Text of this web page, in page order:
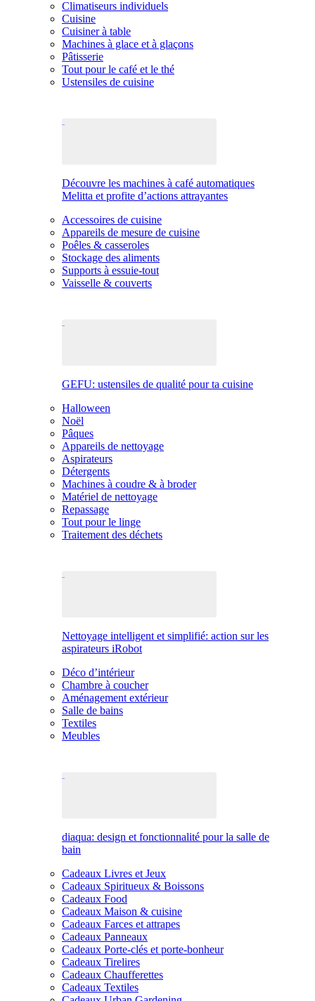
Climatiseurs individuels
Cuisine
Cuisiner à table
Machines à glace et à glaçons
Pâtisserie
Tout pour le café et le thé
Ustensiles de cuisine
Découvre les machines à café automatiques
Melitta et profite d’actions attrayantes
Accessoires de cuisine
Appareils de mesure de cuisine
Poêles & casseroles
Stockage des aliments
Supports à essuie-tout
Vaisselle & couverts
GEFU: ustensiles de qualité pour ta cuisine
Halloween
Noël
Pâques
Appareils de nettoyage
Aspirateurs
Détergents
Machines à coudre & à broder
Matériel de nettoyage
Repassage
Tout pour le linge
Traitement des déchets
Nettoyage intelligent et simplifié: action sur les
aspirateurs iRobot
Déco d’intérieur
Chambre à coucher
Aménagement extérieur
Salle de bains
Textiles
Meubles
diaqua: design et fonctionnalité pour la salle de
bain
Cadeaux Livres et Jeux
Cadeaux Spiritueux & Boissons
Cadeaux Food
Cadeaux Maison & cuisine
Cadeaux Farces et attrapes
Cadeaux Panneaux
Cadeaux Porte-clés et porte-bonheur
Cadeaux Tirelires
Cadeaux Chaufferettes
Cadeaux Textiles